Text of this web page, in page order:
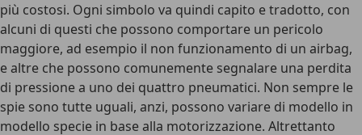
più costosi. Ogni simbolo va quindi capito e tradotto, con
alcuni di questi che possono comportare un pericolo
maggiore, ad esempio il non funzionamento di un airbag,
e altre che possono comunemente segnalare una perdita
di pressione a uno dei quattro pneumatici. Non sempre le
spie sono tutte uguali, anzi, possono variare di modello in
modello specie in base alla motorizzazione. Altrettanto